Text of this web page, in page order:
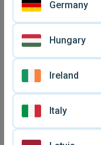
Yugioh κάρτα
μεταχειρισμένη
Germany
Hungary
Ireland
Italy